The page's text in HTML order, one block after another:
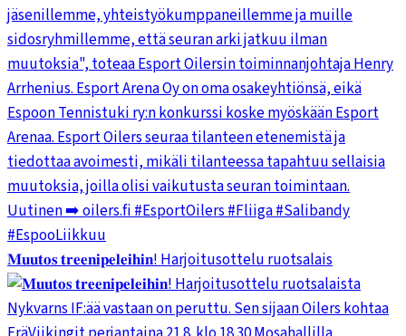
𝐌𝐮𝐮𝐭𝐨𝐬 𝐭𝐫𝐞𝐞𝐧𝐢𝐩𝐞𝐥𝐞𝐢𝐡𝐢𝐧! Harjoitusottelu ruotsalais